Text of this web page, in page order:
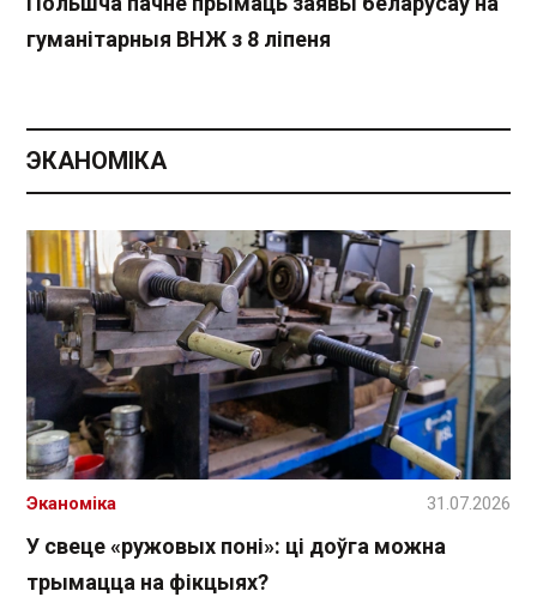
гуманітарныя ВНЖ з 8 ліпеня
ЭКАНОМІКА
У свеце «ружовых поні»: ці доўга можна
трымацца на фікцыях?
Эканоміка 31.07.2026